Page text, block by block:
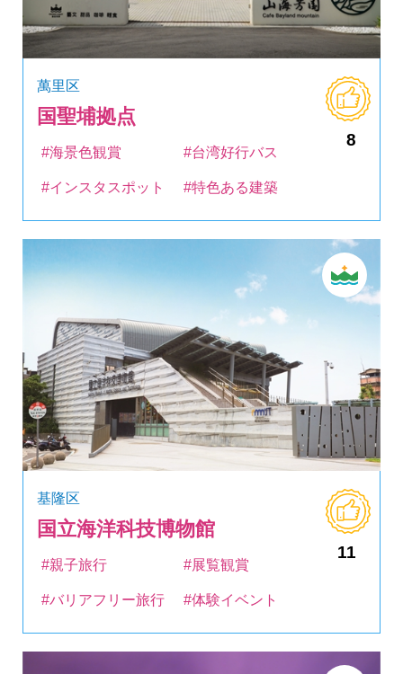
萬里区
国聖埔拠点
8
#海景色観賞 #台湾好行バス
#インスタスポット #特色ある建築
基隆区
国立海洋科技博物館
11
#親子旅行 #展覧観賞
#バリアフリー旅行 #体験イベント